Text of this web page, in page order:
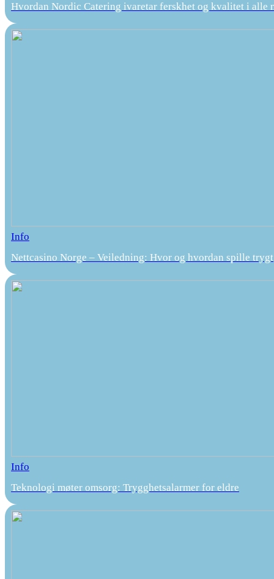
Hvordan Nordic Catering ivaretar ferskhet og kvalitet i alle
Info
Nettcasino Norge – Veiledning: Hvor og hvordan spille trygt
Info
Teknologi møter omsorg: Trygghetsalarmer for eldre